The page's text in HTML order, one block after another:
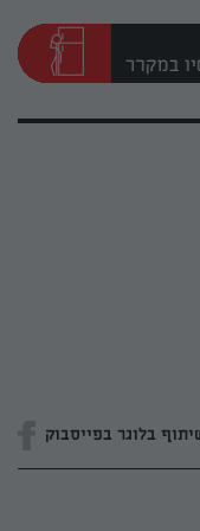
בלוגר בפייסבוק